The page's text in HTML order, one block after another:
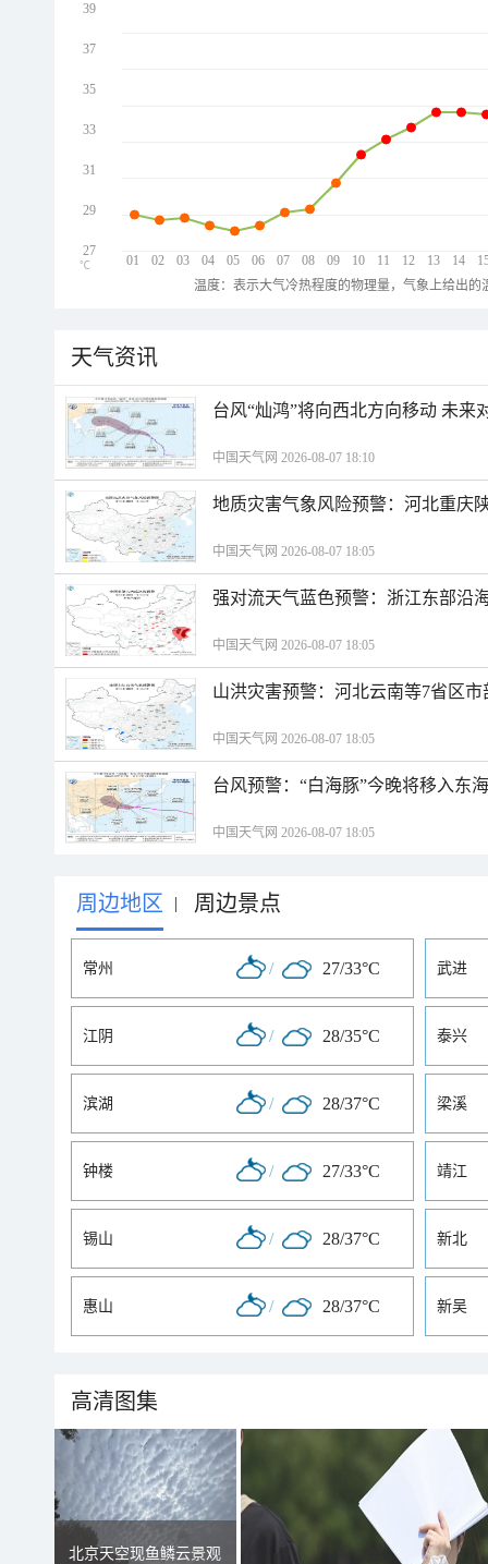
01 02 03 04 05 06 07 08 09 10 11 12 13 14
39
37
35
33
31
29
27
℃
温度：表示大气冷热程度的物理量，气象上给出
天气资讯
台风“灿鸿”将向西北方向移动 未来
中国天气网 2026-08-07 18:10
地质灾害气象风险预警：河北重庆
中国天气网 2026-08-07 18:05
强对流天气蓝色预警：浙江东部沿
中国天气网 2026-08-07 18:05
山洪灾害预警：河北云南等7省区
中国天气网 2026-08-07 18:05
台风预警：“白海豚”今晚将移入东
中国天气网 2026-08-07 18:05
周边地区 | 周边景点
常州 / 27/33°C 武进
江阴 / 28/35°C 泰兴
滨湖 / 28/37°C 梁溪
钟楼 / 27/33°C 靖江
锡山 / 28/37°C 新北
惠山 / 28/37°C 新吴
高清图集
北京天空现鱼鳞云景观